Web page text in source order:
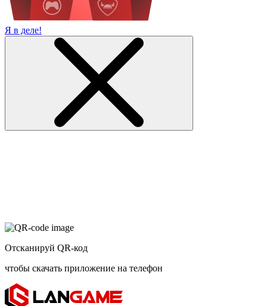
Я в деле!
Отсканируй QR-код
чтобы скачать приложение на телефон